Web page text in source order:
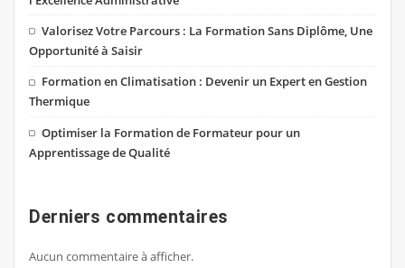
Valorisez Votre Parcours : La Formation Sans Diplôme, Une
Opportunité à Saisir
Formation en Climatisation : Devenir un Expert en Gestion
Thermique
Optimiser la Formation de Formateur pour un
Apprentissage de Qualité
Derniers commentaires
Aucun commentaire à afficher.